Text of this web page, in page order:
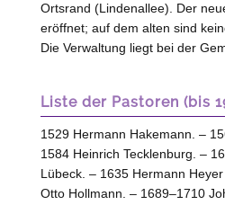
Ortsrand (Lindenallee). Der
eröffnet; auf dem alten sind
Die Verwaltung liegt bei der
Liste der Pastoren (bis
1529 Hermann Hakemann. –
1584 Heinrich Tecklenburg. –
Lübeck. – 1635 Hermann
Otto Hollmann. – 1689–1710